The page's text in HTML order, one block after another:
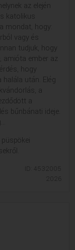
az elején
katolikus
mondat, hogy:
vagy és
tudjuk, hogy
amióta ember az
hogy
után. Elég
a
a
bűnbánati ideje.
ID: 4532005